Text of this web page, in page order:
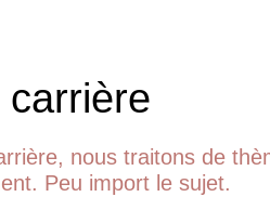
nous traitons de
Peu import le sujet.